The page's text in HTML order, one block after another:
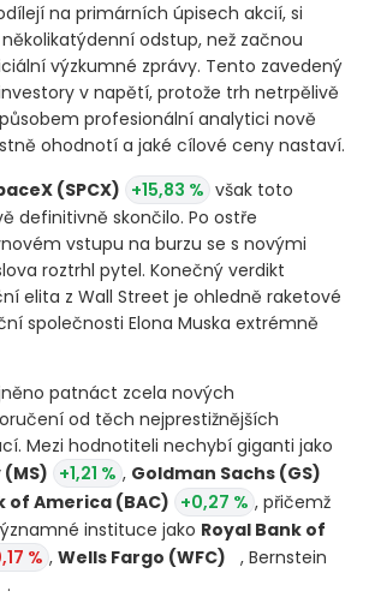
na primárních úpisech akcií, si
odstup, než začnou
výzkumné zprávy. Tento zavedený
v napětí, protože trh netrpělivě
profesionální analytici nově
ohodnotí a jaké cílové ceny nastaví.
(SPCX) +15,83 % však toto
definitivně skončilo. Po ostře
vstupu na burzu se s novými
roztrhl pytel. Konečný verdikt
elita z Wall Street je ohledně raketové
společnosti Elona Muska extrémně
patnáct zcela nových
od těch nejprestižnějších
Mezi hodnotiteli nechybí giganti jako
(MS) +1,21 % , Goldman Sachs (GS)
of America(BAC) +0,27 % , přičemž
instituce jako Royal Bank of
% , Wells Fargo (WFC)
, Bernstein
.